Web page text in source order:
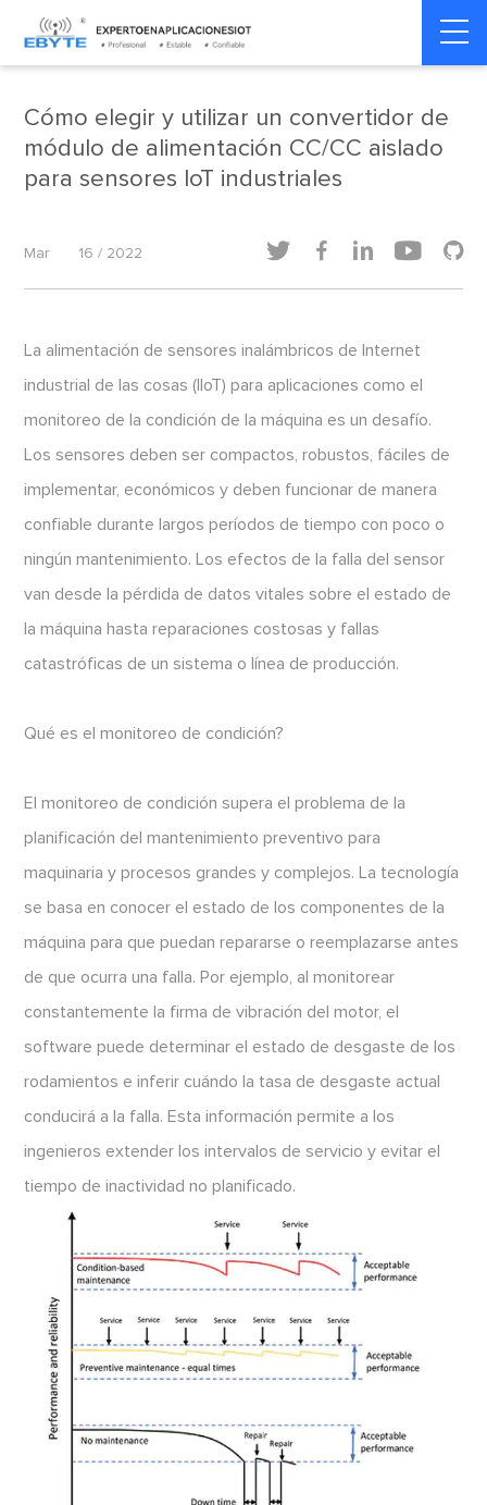
Home > Dinámica de la industria Dinámica de la industria
Cómo elegir y utilizar un convertidor de
módulo de alimentación CC/CC aislado
para sensores IoT industriales
Mar 16 / 2022     
La alimentación de sensores inalámbricos de Internet
industrial de las cosas (IIoT) para aplicaciones como el
monitoreo de la condición de la máquina es un desafío.
Los sensores deben ser compactos, robustos, fáciles de
implementar, económicos y deben funcionar de manera
confiable durante largos períodos de tiempo con poco o
ningún mantenimiento. Los efectos de la falla del sensor
van desde la pérdida de datos vitales sobre el estado de
la máquina hasta reparaciones costosas y fallas
catastróficas de un sistema o línea de producción.
Qué es el monitoreo de condición?
El monitoreo de condición supera el problema de la
planificación del mantenimiento preventivo para
maquinaria y procesos grandes y complejos. La tecnología
se basa en conocer el estado de los componentes de la
máquina para que puedan repararse o reemplazarse antes
de que ocurra una falla. Por ejemplo, al monitorear
constantemente la firma de vibración del motor, el
software puede determinar el estado de desgaste de los
rodamientos e inferir cuándo la tasa de desgaste actual
conducirá a la falla. Esta información permite a los
ingenieros extender los intervalos de servicio y evitar el
tiempo de inactividad no planificado.